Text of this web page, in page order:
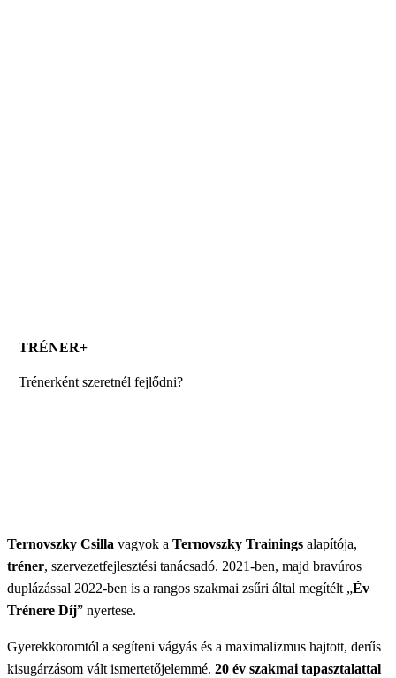
TRÉNER+
Trénerként szeretnél fejlődni?
Ternovszky Csilla vagyok a Ternovszky Trainings alapítója,
tréner, szervezetfejlesztési tanácsadó. 2021-ben, majd bravúros
duplázással 2022-ben is a rangos szakmai zsűri által megítélt „Év
Trénere Díj” nyertese.
Gyerekkoromtól a segíteni vágyás és a maximalizmus hajtott, derűs
kisugárzásom vált ismertetőjelemmé. 20 év szakmai tapasztalattal